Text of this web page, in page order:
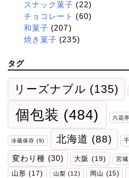
スナック菓子 (22)
チョコレート
(60)
和菓子 (207)
焼き菓子 (235)
タグ
リーズナブル (135)
個包装 (484) 六花亭
冷蔵保存 (9) 北海道 (88)
変わり種 (30) 大阪 (19) 宮城
山形 (17) 山梨 (12) 岡山 (15)